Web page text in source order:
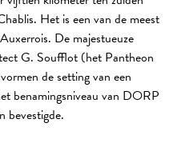
Het is een van de meest
De majestueuze
G. Soufflot (het Pantheon
de setting van een
benamingsniveau van DORP
bevestigde.